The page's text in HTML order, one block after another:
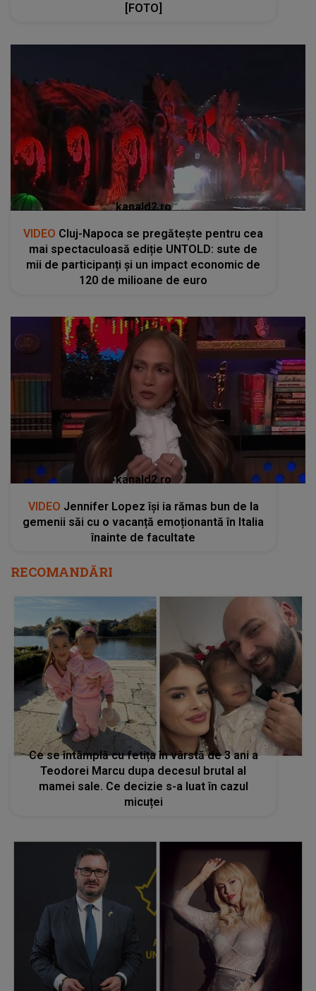
[FOTO]
kanald2.ro
VIDEO Cluj-Napoca se pregătește pentru cea
mai spectaculoasă ediție UNTOLD: sute de
mii de participanți și un impact economic de
120 de milioane de euro
kanald2.ro
VIDEO Jennifer Lopez își ia rămas bun de la
gemenii săi cu o vacanță emoționantă în Italia
înainte de facultate
RECOMANDĂRI
Ce se întâmplă cu fetița în vârstă de 3 ani a
Teodorei Marcu dupa decesul brutal al
mamei sale. Ce decizie s-a luat în cazul
micuței